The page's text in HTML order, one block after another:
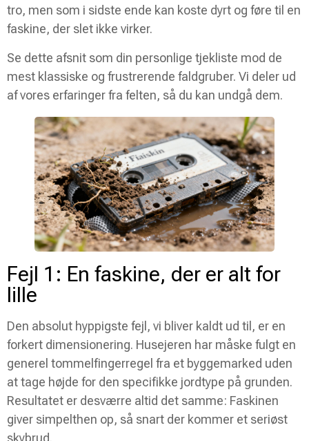
tro, men som i sidste ende kan koste dyrt og føre til en
faskine, der slet ikke virker.
Se dette afsnit som din personlige tjekliste mod de
mest klassiske og frustrerende faldgruber. Vi deler ud
af vores erfaringer fra felten, så du kan undgå dem.
Fejl 1: En faskine, der er alt for
lille
Den absolut hyppigste fejl, vi bliver kaldt ud til, er en
forkert dimensionering. Husejeren har måske fulgt en
generel tommelfingerregel fra et byggemarked uden
at tage højde for den specifikke jordtype på grunden.
Resultatet er desværre altid det samme: Faskinen
giver simpelthen op, så snart der kommer et seriøst
skybrud.